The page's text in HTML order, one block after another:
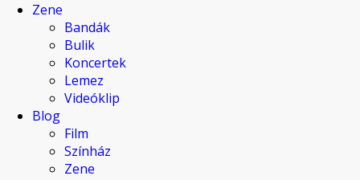
Zene
Bandák
Bulik
Koncertek
Lemez
Videóklip
Blog
Film
Színház
Zene